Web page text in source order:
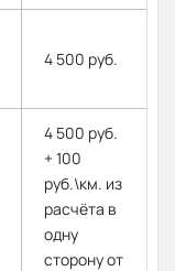
4 500 руб.
4 500 руб.
+ 100
руб.\км. из
расчёта в
одну
сторону от